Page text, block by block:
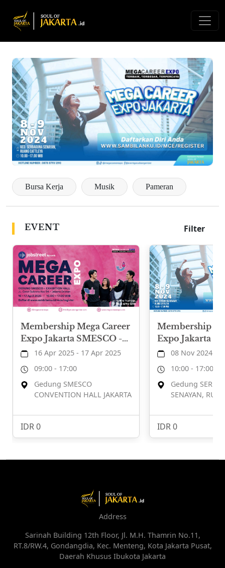
Bursa Kerja Musik Pameran
EVENT Filter
Membership Mega Career
Expo Jakarta SMESCO -
16-17 April 2025
16 Apr 2025 - 17 Apr 2025
09:00 - 17:00
Gedung SMESCO
CONVENTION HALL JAKARTA
IDR 0
Membership
Expo Jakarta
9 November
08 Nov 2024 -
10:00 - 17:00
Gedung
SENAYAN,
IDR 0
Address
Sarinah Building 12th Floor, Jl. M.H. Thamrin No.11,
RT.8/RW.4, Gondangdia, Kec. Menteng, Kota Jakarta Pusat,
Daerah Khusus Ibukota Jakarta